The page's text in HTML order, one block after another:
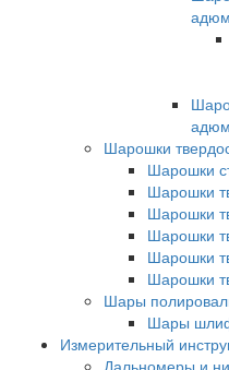
Шарошки
Шарошки
Шарошки
Шарошки
Шарошки
Шарошки
Шарошки
Шары
Шары
Измерительный
Дальномеры и